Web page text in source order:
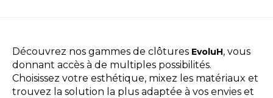
Découvrez nos gammes de clôtures EvoluH, vous
donnant accès à de multiples possibilités.
Choisissez votre esthétique, mixez les matériaux et
trouvez la solution la plus adaptée à vos envies et